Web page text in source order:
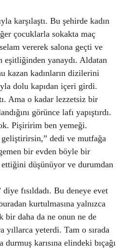
karşılaştı. Bu şehirde kadın
çocuklarla sokakta maç
vererek salona geçti ve
eşitliğinden yanaydı. Aldatan
kazan kadınların dizilerini
dolu kapıdan içeri girdi.
Ama o kadar lezzetsiz bir
görünce lafı yapıştırdı.
Pişiririm ben yemeği.
geliştirirsin,” dedi ve mutfağa
bir evden böyle bir
ettiğini düşünüyor ve durumdan
diye fısıldadı. Bu deneye evet
kurtulmasına yalnızca
bir daha da ne onun ne de
yıllarca yeterdi. Tam o sırada
karısına elindeki bıçağı